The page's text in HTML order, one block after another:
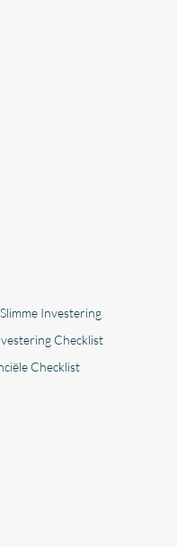
Investering
Checklist
Checklist